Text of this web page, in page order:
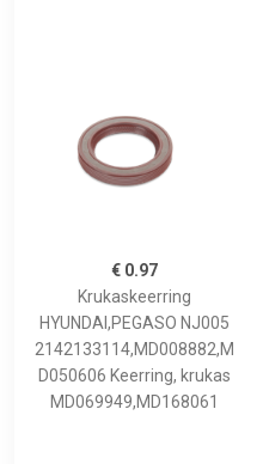
€ 0.97
Krukaskeerring
HYUNDAI,PEGASO NJ005
2142133114,MD008882,M
D050606 Keerring, krukas
MD069949,MD168061